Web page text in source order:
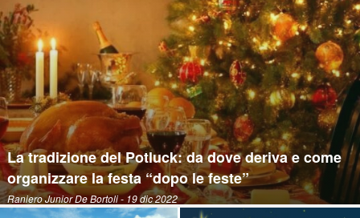
La tradizione del Potluck: da dove deriva e come
organizzare la festa “dopo le feste”
Raniero Junior De Bortoli- 19 dic 2022